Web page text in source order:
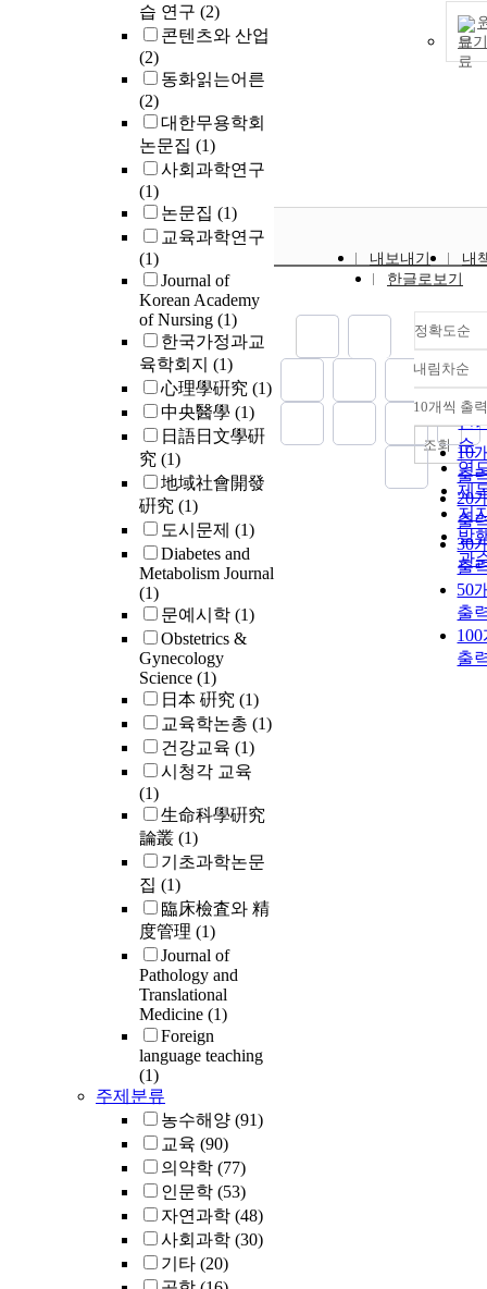
습 연구 (2)
콘텐츠와 산업
(2)
동화읽는어른
(2)
대한무용학회
논문집 (1)
사회과학연구
(1)
논문집 (1)
교육과학연구
(1)
Journal of
Korean Academy
of Nursing (1)
한국가정과교
육학회지 (1)
心理學硏究 (1)
中央醫學 (1)
日語日文學硏
究 (1)
地域社會開發
硏究 (1)
도시문제 (1)
Diabetes and
Metabolism Journal
(1)
문예시학 (1)
Obstetrics &
Gynecology
Science (1)
日本 硏究 (1)
교육학논총 (1)
건강교육 (1)
시청각 교육
(1)
生命科學硏究
論叢 (1)
기초과학논문
집 (1)
臨床檢査와 精
度管理 (1)
Journal of
Pathology and
Translational
Medicine (1)
Foreign
language teaching
(1)
주제분류
농수해양 (91)
교육 (90)
의약학 (77)
인문학 (53)
자연과학 (48)
사회과학 (30)
기타 (20)
adipocyte
plasma leptin
Yerba mate
the
hepatic lipid
inhibiting the
activities of
lipogenic
such as FAS
phosphatidate
and
lipid
Moreover,
mate
levels of
insulin as well
homeostasis
assessment
resistance, and
improved
보기
내보내기
내
한글로보기
정확도순
정
순
인
순
연
제
저
발
관
내림차순
내
10개씩 출
10
출
20
출
30
출
50
출
출
조회